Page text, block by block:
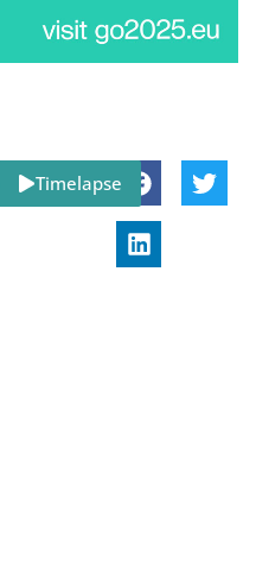
Share:
Timelapse